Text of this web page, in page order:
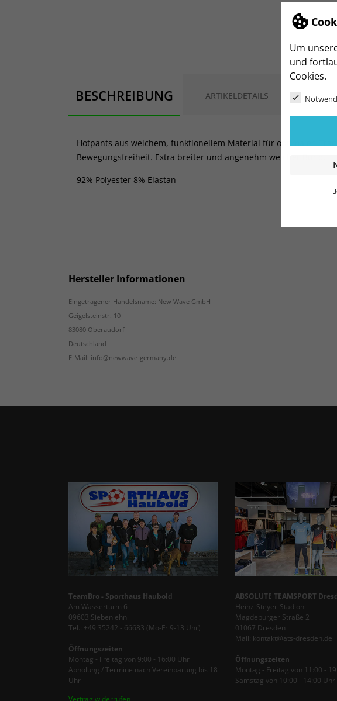
Um
und
Cookies.
BESCHREIBUNG ARTIKELDETAILS
Hotpants aus weichem, funktionellem Material für optimalen
Bewegungsfreiheit. Extra breiter und angenehm weicher Bund.
92% Polyester 8% Elastan
Hersteller Informationen
Eingetragener Handelsname: New Wave GmbH
Geigelsteinstr. 10
83080 Oberaudorf
Deutschland
E-Mail: info@newwave-germany.de
TeamBro - Sporthaus Haubold
Am Wasserturm 6
09603 Siebenlehn
Tel.: +49 35242 - 66683 (Mo-Fr 9-13 Uhr)
Öffnungszeiten
Montag - Freitag von 9:00 - 16:00 Uhr
Abholung / Termine nach Vereinbarung bis 18
Uhr
Vertrag widerrufen
ABSOLUTE TEAMSPORT
Heinz-Steyer-Stadion
Magdeburger Straße 2
01067 Dresden
Mail: kontakt@ats-dresden.de
Öffnungszeiten
Montag - Freitag von 11:00 -
Samstag von 10:00 - 14:00 Uhr